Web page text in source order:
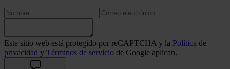
Este sitio web está protegido por reCAPTCHA y la Política de
privacidad y Términos de servicio de Google aplican.